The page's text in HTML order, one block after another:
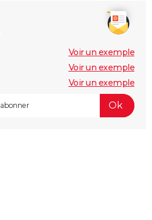
Voir un exemple
Voir un exemple
Voir un exemple